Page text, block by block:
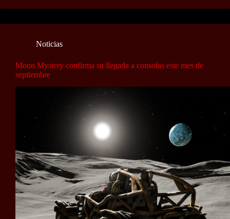
Noticias
Moon Mystery confirma su llegada a consolas este mes de
septiembre